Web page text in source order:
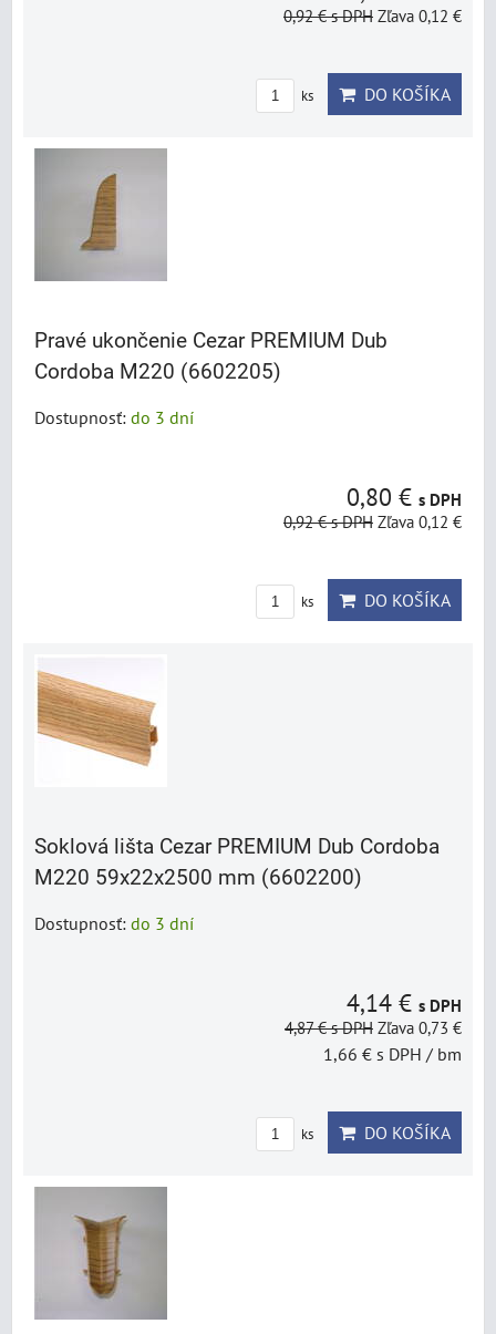
0,92 €s DPH Zľava 0,12 €
ks DO KOŠÍKA
Pravé ukončenie Cezar PREMIUM Dub
Cordoba M220 (6602205)
Dostupnosť: do 3 dní
0,80 € s DPH
0,92 €s DPH Zľava 0,12 €
ks DO KOŠÍKA
Soklová lišta Cezar PREMIUM Dub Cordoba
M220 59x22x2500 mm (6602200)
Dostupnosť: do 3 dní
4,14 € s DPH
4,87 €s DPH Zľava 0,73 €
1,66 € s DPH / bm
ks DO KOŠÍKA